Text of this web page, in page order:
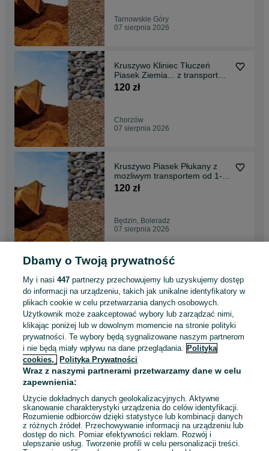
Tarnowskie Góry
07 sierpnia 2026
Kruszywo Kliniec Tłuczeń
Piasek Ziemia... z transportem
od 1-26ton
120 zł
Chorzów
07 sierpnia 2026
Kruszywo Piasek Płukany z
mozliwym transportem od 1-
26ton
120 zł
Będzin, Boleradz
07 sierpnia 2026
Kruszywo Kliniec możliwy
transport od 1-26ton
120 zł
Katowice, Załęska Hałda-Brynów cz.
Zach.
07 sierpnia 2026
Kruszywo Piasek Grys Kliniec
Tłuczeń .. z transportem od 1-
Libiąż
07 sierpnia 2026
Dbamy o Twoją prywatność
My i nasi447 partnerzy przechowujemy lub uzyskujemy dostęp
do informacji na urządzeniu, takich jak unikalne identyfikatory w
plikach cookie w celu przetwarzania danych osobowych.
Użytkownik może zaakceptować wybory lub zarządzać nimi,
klikając poniżej lub w dowolnym momencie na stronie polityki
prywatności. Te wybory będą sygnalizowane naszym partnerom
i nie będą miały wpływu na dane przeglądania. Polityka
cookies,
Polityka Prywatności
Wraz z naszymi partnerami przetwarzamy dane w celu
zapewnienia:
Użycie dokładnych danych geolokalizacyjnych. Aktywne
skanowanie charakterystyki urządzenia do celów identyfikacji.
Rozumienie odbiorców dzięki statystyce lub kombinacji danych
z różnych źródeł. Przechowywanie informacji na urządzeniu lub
dostęp do nich. Pomiar efektywności reklam. Rozwój i
ulepszanie usług. Tworzenie profili w celu personalizacji treści.